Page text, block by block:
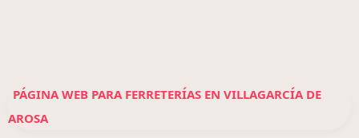
PÁGINA WEB PARA FERRETERÍAS EN VILLAGARCÍA DE
AROSA